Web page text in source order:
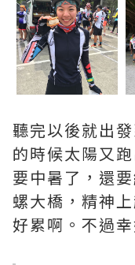
聽完以後就出
的時候太陽又
要中暑了，還
螺大橋，精神
好累啊。不過